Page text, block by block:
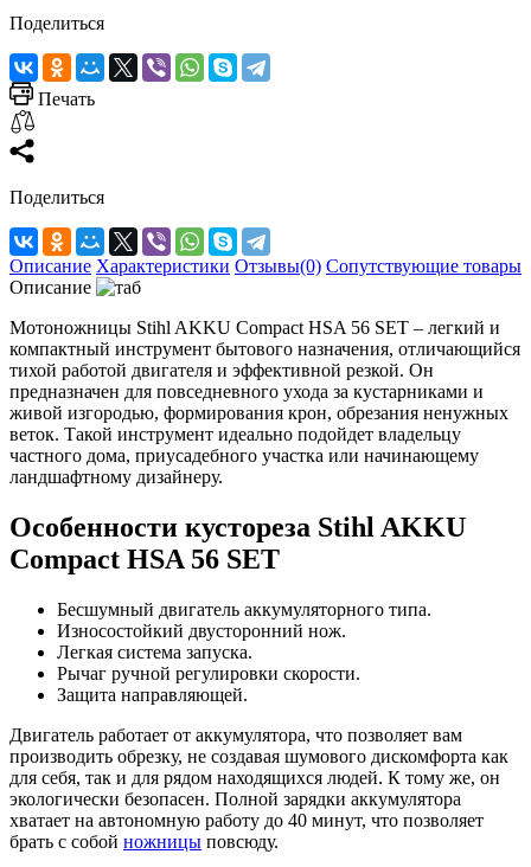
Поделиться
Печать
Поделиться
Описание Характеристики Отзывы(0) Сопутствующие товары
Описание
Мотоножницы Stihl AKKU Compact HSA 56 SET – легкий и
компактный инструмент бытового назначения, отличающийся
тихой работой двигателя и эффективной резкой. Он
предназначен для повседневного ухода за кустарниками и
живой изгородью, формирования крон, обрезания ненужных
веток. Такой инструмент идеально подойдет владельцу
частного дома, приусадебного участка или начинающему
ландшафтному дизайнеру.
Особенности кустореза Stihl AKKU
Compact HSA 56 SET
Бесшумный двигатель аккумуляторного типа.
Износостойкий двусторонний нож.
Легкая система запуска.
Рычаг ручной регулировки скорости.
Защита направляющей.
Двигатель работает от аккумулятора, что позволяет вам
производить обрезку, не создавая шумового дискомфорта как
для себя, так и для рядом находящихся людей. К тому же, он
экологически безопасен. Полной зарядки аккумулятора
хватает на автономную работу до 40 минут, что позволяет
брать с собой ножницы повсюду.